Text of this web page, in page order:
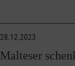
28.12.2023
Malteser